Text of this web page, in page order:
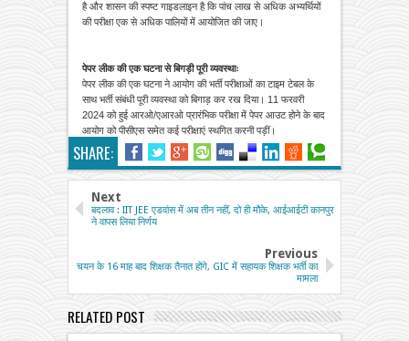
है और शासन की स्पष्ट गाइडलाइन है कि पांच लाख से अधिक अभ्यर्थियों
की परीक्षा एक से अधिक पालियों में आयोजित की जाए।
पेपर लीक की एक घटना से बिगड़ी पूरी व्यवस्थाः
पेपर लीक की एक घटना ने आयोग की भर्ती परीक्षाओं का टाइम टेबल के
साथ भर्ती संबंधी पूरी व्यवस्था को बिगाड़ कर रख दिया। 11 फरवरी
2024 को हुई आरओ/एआरओ प्रारंभिक परीक्षा में पेपर आउट होने के बाद
आयोग को पीसीएस समेत कई परीक्षाएं स्थगित करनी पड़ीं।
SHARE:
Next
बदलाव : IIT JEE एडवांस में अब तीन नहीं, दो ही मौके, आईआईटी कानपुर
ने वापस लिया निर्णय
Previous
चयन के 16 माह बाद शिक्षक तैनात होंगे, GIC में सहायक शिक्षक भर्ती का
मामला
RELATED POST